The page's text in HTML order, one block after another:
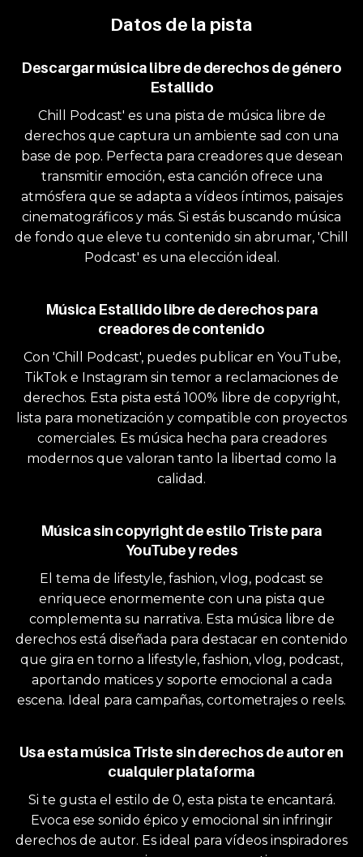
Datos de la pista
Descargar música libre de derechos de género
Estallido
Chill Podcast' es una pista de música libre de
derechos que captura un ambiente sad con una
base de pop. Perfecta para creadores que desean
transmitir emoción, esta canción ofrece una
atmósfera que se adapta a vídeos íntimos, paisajes
cinematográficos y más. Si estás buscando música
de fondo que eleve tu contenido sin abrumar, 'Chill
Podcast' es una elección ideal.
Música Estallido libre de derechos para
creadores de contenido
Con 'Chill Podcast', puedes publicar en YouTube,
TikTok e Instagram sin temor a reclamaciones de
derechos. Esta pista está 100% libre de copyright,
lista para monetización y compatible con proyectos
comerciales. Es música hecha para creadores
modernos que valoran tanto la libertad como la
calidad.
Música sin copyright de estilo Triste para
YouTube y redes
El tema de lifestyle, fashion, vlog, podcast se
enriquece enormemente con una pista que
complementa su narrativa. Esta música libre de
derechos está diseñada para destacar en contenido
que gira en torno a lifestyle, fashion, vlog, podcast,
aportando matices y soporte emocional a cada
escena. Ideal para campañas, cortometrajes o reels.
Usa esta música Triste sin derechos de autor en
cualquier plataforma
Si te gusta el estilo de 0, esta pista te encantará.
Evoca ese sonido épico y emocional sin infringir
derechos de autor. Es ideal para vídeos inspiradores